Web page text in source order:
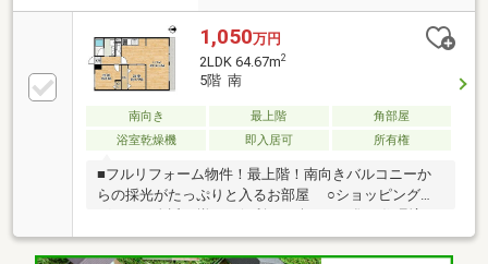
1,050万円
2LDK 64.67m2
5階 南
南向き 最上階
角部屋
浴室乾燥機
即入居可 所有権
■フルリフォーム物件！最上階！南向きバルコニーか
らの採光がたっぷりと入るお部屋 ○ショッピングや
グルメが身近に揃い、便利さ・楽しさが集う住環境
○近鉄難波・奈良線「若江岩田」駅まで徒歩13分！